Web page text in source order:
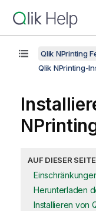
Qlik NPrinting
Qlik NPrinting-
AUF DIESER SEITE
Herunterladen
Installieren von